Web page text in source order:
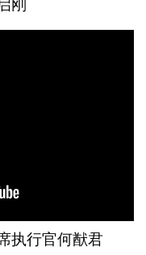
刚
执行官何猷君